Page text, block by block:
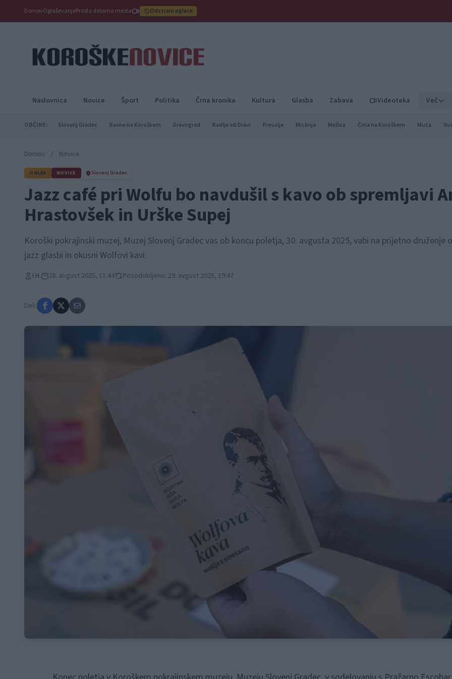
DomovOglaševanjeProsta delovna mesta Odstrani oglase
Naslovnica Novice Šport Politika Črna kronika Kultura Glasba Zabava Videoteka Več
OBČINE: Slovenj Gradec Ravne na Koroškem Dravograd Radlje ob Dravi Prevalje Mislinja Mežica Črna na Koroškem Muta
Domov / Novice
OGLAS NOVICE Slovenj Gradec
Jazz café pri Wolfu bo navdušil s kavo ob spremljavi
Hrastovšek in Urške Supej
Koroški pokrajinski muzej, Muzej Slovenj Gradec vas ob koncu poletja, 30. avgusta 2025, vabi na prijetno druženje
jazz glasbi in okusni Wolfovi kavi.
I.H. 28. avgust 2025, 11:44 Posodobljeno: 29. avgust 2025, 19:47
Deli: